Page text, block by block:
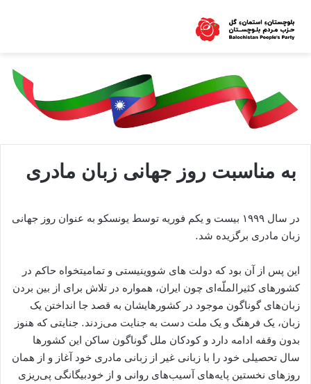
به مناسبت روز جهانی زبان مادری
در سال ۱۹۹۹ بیست و یکم فوریه توسط یونسکو به عنوان روز جهانی
زبان مادرى برگزيده شد.
این پس از آن بود که دولت ھاى شووينيستى و تماميتخواه حاکم در
کشورھاى کثيرالملّه‌اى چون ايران، ھمواره در تلاش برای از بین بردن
زبان‌ھاى گوناگون موجود در کشورھايشان به قصد جا انداختن يک
زبان، يک فرھنگ و يک ملت دست به جنايت می‌زدند. جنايتى که ھنوز
بدون وقفه ادامه دارد و کودکان ملل گوناگون ساکن اين کشورھا
سال تحصيلى خود را با زبانى غير از زبانى مادرى خود آغاز و از ھمان
روزهای نخستين پايه‌های آسيب‌ھاى روانى و از خودبيگانگى پی‌ريزى